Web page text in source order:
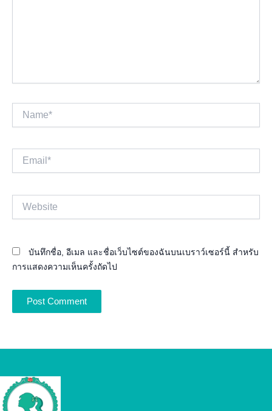
บันทึกชื่อ, อีเมล และชื่อเว็บไซต์ของฉันบนเบราว์เซอร์นี้ สำหรับ
การแสดงความเห็นครั้งถัดไป